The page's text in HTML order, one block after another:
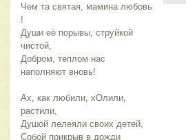
Чем та святая, мамина любовь
!
Души её порывы, струйкой
чистой,
Добром, теплом нас
наполняют вновь!
Ах, как любили, хОлили,
растили,
Душой лелеяли своих детей,
Собой прикрыв в дожди